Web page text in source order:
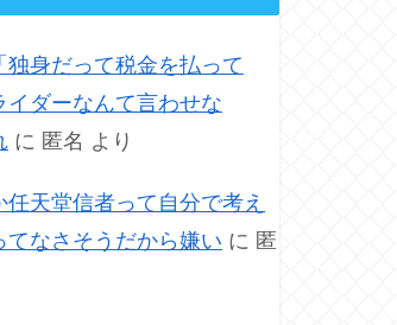
独身だって税金を払って
イダーなんて言わせな
に 匿名 より
任天堂信者って自分で考え
てなさそうだから嫌い に 匿